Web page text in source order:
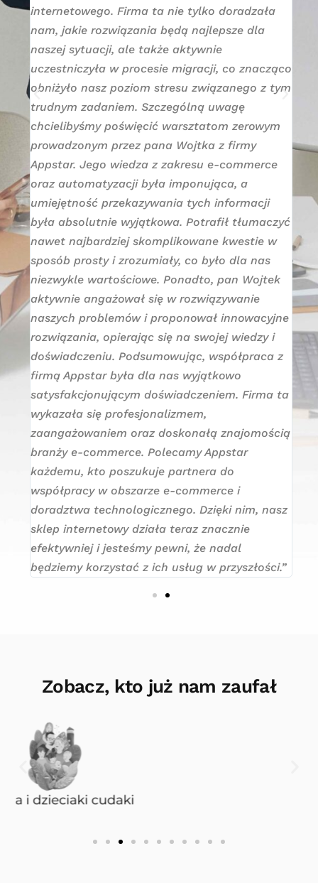
internetowego. Firma ta nie tylko doradzała
nam, jakie rozwiązania będą najlepsze dla
naszej sytuacji, ale także aktywnie
uczestniczyła w procesie migracji, co znacząco
obniżyło nasz poziom stresu związanego z tym
trudnym zadaniem. Szczególną uwagę
chcielibyśmy poświęcić warsztatom zerowym
prowadzonym przez pana Wojtka z firmy
Appstar. Jego wiedza z zakresu e-commerce
oraz automatyzacji była imponująca, a
umiejętność przekazywania tych informacji
była absolutnie wyjątkowa. Potrafił tłumaczyć
nawet najbardziej skomplikowane kwestie w
sposób prosty i zrozumiały, co było dla nas
niezwykle wartościowe. Ponadto, pan Wojtek
aktywnie angażował się w rozwiązywanie
naszych problemów i proponował innowacyjne
rozwiązania, opierając się na swojej wiedzy i
doświadczeniu. Podsumowując, współpraca z
firmą Appstar była dla nas wyjątkowo
satysfakcjonującym doświadczeniem. Firma ta
wykazała się profesjonalizmem,
zaangażowaniem oraz doskonałą znajomością
branży e-commerce. Polecamy Appstar
każdemu, kto poszukuje partnera do
współpracy w obszarze e-commerce i
doradztwa technologicznego. Dzięki nim, nasz
sklep internetowy działa teraz znacznie
efektywniej i jesteśmy pewni, że nadal
będziemy korzystać z ich usług w przyszłości.”
Zobacz, kto już nam zaufał